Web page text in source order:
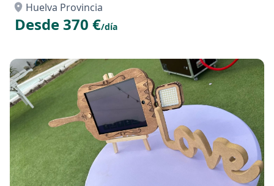
Huelva Provincia
Desde 370 €/día